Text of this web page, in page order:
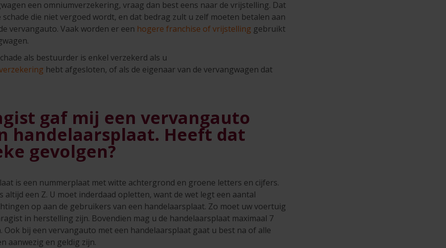
een omniumverzekering, vraag dan best eens naar de vrijstelling. Dat
schade die niet vergoed wordt, en dat bedrag zult u zelf moeten betalen aan
vervangauto. Vaak worden er een hogere franchise of vrijstelling gebruikt
als bestuurder is enkel verzekerd als u
hebt afgesloten, of als de eigenaar van de vervangwagen dat
gaf mij een vervangauto
handelaarsplaat. Heeft dat
gevolgen?
is een nummerplaat met witte achtergrond en groene letters en cijfers.
altijd een Z. U moet inderdaad opletten, want de wet legt een aantal
op aan de gebruikers van een handelaarsplaat. Zo moet uw voertuig
in herstelling zijn. Bovendien mag u de handelaarsplaat maximaal 7
Ook bij een vervangauto met een handelaarsplaat gaat u best na of alle
aanwezig en geldig zijn.